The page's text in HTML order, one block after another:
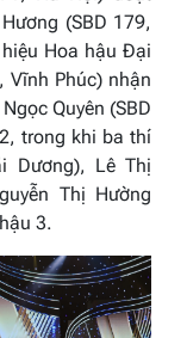
(SBD 179,
Hoa hậu Đại
Vĩnh Phúc) nhận
Quyên (SBD
trong khi ba thí
Dương), Lê Thị
Thị Hường
3.